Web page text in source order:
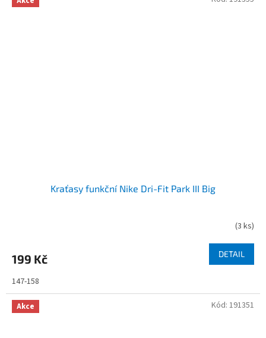
Kraťasy funkční Nike Dri-Fit Park III Big
(3 ks)
199 Kč DETAIL
147-158
Akce Kód: 191351